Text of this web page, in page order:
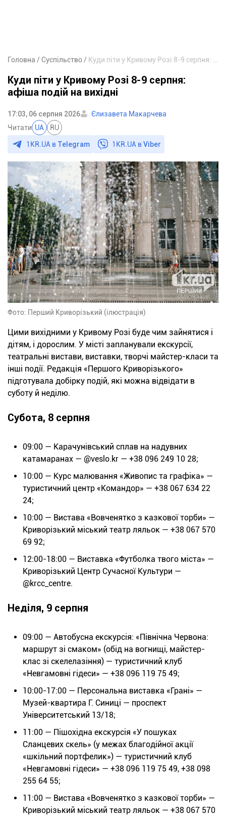
Головна Суспільство
Куди піти у Кривому Розі 8-9 серпня:
афіша подій на вихідні
17:03, 06 серпня 2026
Єлизавета Макарчева
Читати UA RU
1KR.UA в Telegram 1KR.UA вViber
Фото: Перший Криворізький (ілюстрація)
Цими вихідними у Кривому Розі буде чим зайнятися і
дітям, і дорослим. У місті запланували екскурсії,
театральні вистави, виставки, творчі майстер-класи та
інші події. Редакція «Першого Криворізького»
підготувала добірку подій, які можна відвідати в
суботу й неділю.
Субота, 8 серпня
09:00 — Карачунівський сплав на надувних
катамаранах — @veslo.kr — +38 096 249 10 28;
10:00 — Курс малювання «Живопис та графіка» —
туристичний центр «Командор» — +38 067 634 22
24;
10:00 — Вистава «Вовченятко з казкової торби» —
Криворізький міський театр ляльок — +38 067 570
69 92;
12:00-18:00 — Виставка «Футболка твого міста» —
Криворізький Центр Сучасної Культури —
@krcc_centre.
Неділя, 9 серпня
09:00 — Автобусна екскурсія: «Північна Червона:
маршрут зі смаком» (обід на вогнищі, майстер-
клас зі скелелазіння) — туристичний клуб
«Невгамовні гідеси» — +38 096 119 75 49;
10:00-17:00 — Персональна виставка «Грані» —
Музей-квартира Г. Синиці — проспект
Університетський 13/18;
11:00 — Пішохідна екскурсія «У пошуках
Сланцевих скель» (у межах благодійної акції
«шкільний портфелик») — туристичний клуб
«Невгамовні гідеси» — +38 096 119 75 49, +38 098
255 64 55;
11:00 — Вистава «Вовченятко з казкової торби» —
Криворізький міський театр ляльок — +38 067 570